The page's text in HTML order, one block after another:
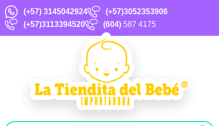
(+57) 3145042924
(+57)3052353906
(+57)3113394520
(604) 587 4175